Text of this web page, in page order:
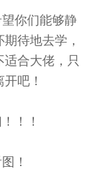
你们能够静
待地去学，
合大佬，只
吧！
！！
！